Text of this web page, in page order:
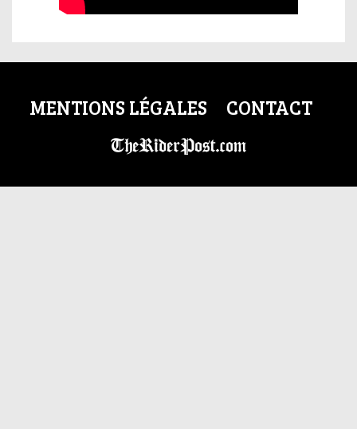
MENTIONS LÉGALES CONTACT